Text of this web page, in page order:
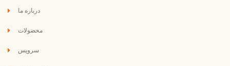
درباره ما
محصولات
سرویس